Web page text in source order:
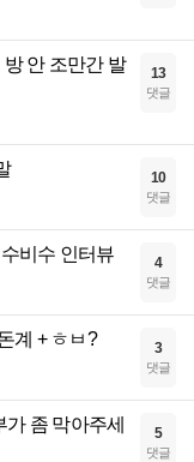
안 조만간 발
13
댓글
10
댓글
비수 인터뷰 4
댓글
계 + ㅎㅂ? 3
댓글
좀 막아주세
5
댓글